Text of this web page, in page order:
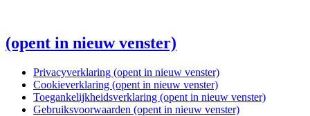
(opent in nieuw venster)
Privacyverklaring (opent in nieuw venster)
Cookieverklaring (opent in nieuw venster)
Toegankelijkheidsverklaring (opent in nieuw venster)
Gebruiksvoorwaarden (opent in nieuw venster)